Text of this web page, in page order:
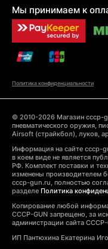
Мы принимаем к
Политика конфиденциальности
© 2010-2026 Магазин cccp-
пневматического оружия,
Airsoft (страйкбол), луков,
Информация на сайте cccp-
в коем виде не является
РФ. Комплект поставки и
изменены производителем
cccp-gun.ru, полностью
разделе Политика
Копирование любой
CCCP-GUN запрещено, за
администрации сайта CCCP-
ИП Пантюхина Екатерина